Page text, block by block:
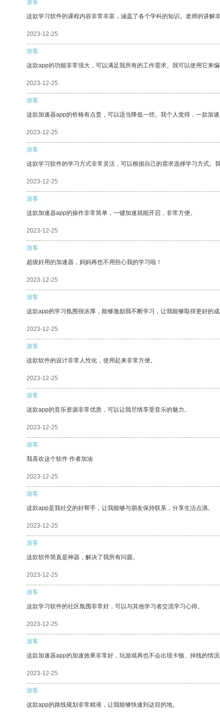
游客
这款学习软件的课程内容非常丰富，涵盖了各个学科的知识。老师的讲解
2023-12-25
游客
这款app的功能非常强大，可以满足我所有的工作需求。我可以使用它来
2023-12-25
游客
这款加速器app的价格有点贵，可以适当降低一些。我个人觉得，一款加
2023-12-25
游客
这款学习软件的学习方式非常灵活，可以根据自己的需求选择学习方式。
2023-12-25
游客
这款加速器app的操作非常简单，一键加速就能开启，非常方便。
2023-12-25
游客
超级好用的加速器，妈妈再也不用担心我的学习啦！
2023-12-25
游客
这款app的学习氛围很浓厚，能够激励我不断学习，让我能够取得更好的
2023-12-25
游客
这款软件的设计非常人性化，使用起来非常方便。
2023-12-25
游客
这款app的音乐资源非常优质，可以让我尽情享受音乐的魅力。
2023-12-25
游客
我喜欢这个软件 作者加油
2023-12-25
游客
这款app是我社交的好帮手，让我能够与朋友保持联系，分享生活点滴。
2023-12-25
游客
这款软件简直是神器，解决了我所有问题。
2023-12-25
游客
这款学习软件的社区氛围非常好，可以与其他学习者交流学习心得。
2023-12-25
游客
这款加速器app的加速效果非常好，玩游戏再也不会出现卡顿、掉线的情
2023-12-25
游客
这款app的路线规划非常精准，让我能够快速到达目的地。